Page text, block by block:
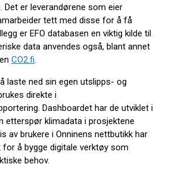
Det er leverandørene som eier
tett med disse for å få
er EFO databasen en viktig kilde til
data anvendes også, blant annet
CO2.fi
laste ned sin egen utslipps- og
direkte i
Dashboardet har de utviklet i
etterspør klimadata i prosjektene
av brukere i Onninens nettbutikk har
å bygge digitale verktøy som
behov.